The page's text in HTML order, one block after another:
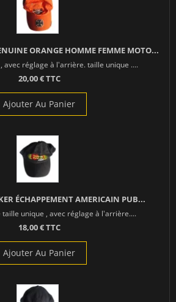
ORANGE HOMME FEMME MOTO...
avec réglage à l'arrière. taille unique ....
20,00 € TTC
Ajouter Au Panier
ÉCHAPPEMENT AMERICAIN PUB...
unique , avec réglage à l'arrière....
18,00 € TTC
Ajouter Au Panier